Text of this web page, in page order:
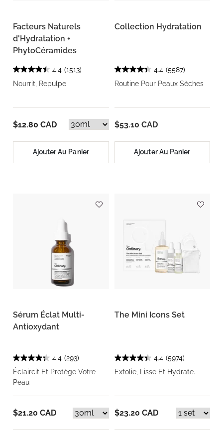
Facteurs Naturels
d'Hydratation +
PhytoCéramides
4.4 (1513)
Nourrit, Repulpe
$12.80 CAD
Ajouter Au Panier
Collection Hydratation
4.4 (5587)
Routine Pour Peaux Sèches
$53.10 CAD
Ajouter Au Panier
Sérum Éclat Multi-
Antioxydant
4.4 (293)
Éclaircit Et Protège Votre
Peau
$21.20 CAD
The Mini Icons Set
4.4 (5974)
Exfolie, Lisse Et Hydrate.
$23.20 CAD